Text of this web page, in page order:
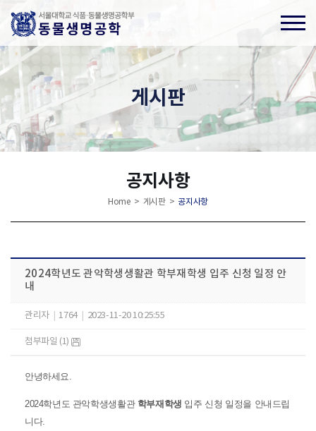
게시판
공지사항
Home > 게시판 > 공지사항
2024학년도 관악학생생활관 학부재학생 입주 신청 일정 안
내
관리자 1764 2023-11-20 10:25:55
첨부파일 (1)
안녕하세요.
2024학년도 관악학생생활관 학부재학생 입주 신청 일정을 안내드립
니다.